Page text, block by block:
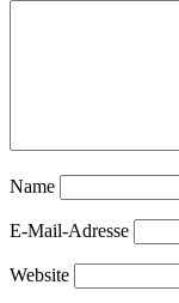
Name
E-Mail-Adresse
Website